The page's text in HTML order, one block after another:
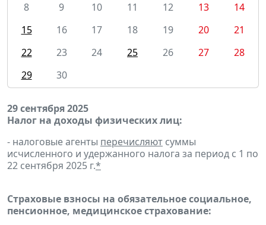
8
9 10 11 12 13
14
15
16 17 18 19 20
21
22
23 24 25 26 27
28
29
30
29 сентября 2025
Налог на доходы физических лиц:
- налоговые агенты перечисляют суммы
исчисленного и удержанного налога за период с 1 по
22 сентября 2025 г.*
Страховые взносы на обязательное социальное,
пенсионное, медицинское страхование: